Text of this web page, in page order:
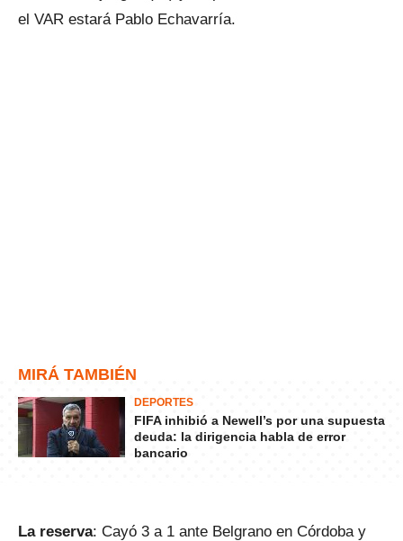
el VAR estará Pablo Echavarría.
MIRÁ TAMBIÉN
DEPORTES
FIFA inhibió a Newell’s por una supuesta
deuda: la dirigencia habla de error
bancario
La reserva: Cayó 3 a 1 ante Belgrano en Córdoba y